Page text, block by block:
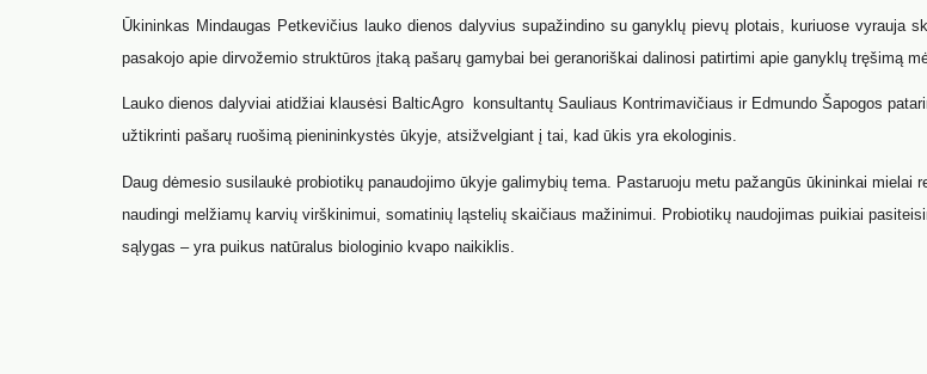
Ūkininkas Mindaugas Petkevičius lauko dienos dalyvius supažindino su ganyklų pievų plotais, kuriuose vyrauja
pasakojo apie dirvožemio struktūros įtaką pašarų gamybai bei geranoriškai dalinosi patirtimi apie ganyklų tręšimą
Lauko dienos dalyviai atidžiai klausėsi BalticAgro konsultantų Sauliaus Kontrimavičiaus ir Edmundo Šapogos
užtikrinti pašarų ruošimą pienininkystės ūkyje, atsižvelgiant į tai, kad ūkis yra ekologinis.
Daug dėmesio susilaukė probiotikų panaudojimo ūkyje galimybių tema. Pastaruoju metu pažangūs ūkininkai mielai
naudingi melžiamų karvių virškinimui, somatinių ląstelių skaičiaus mažinimui. Probiotikų naudojimas puikiai
sąlygas – yra puikus natūralus biologinio kvapo naikiklis.